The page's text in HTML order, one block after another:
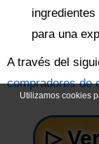
para una
A través del
compradores de
Utilizamos cookies